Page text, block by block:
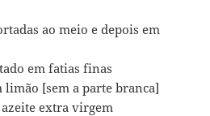
ao meio e depois em
em fatias finas
limão [sem a parte branca]
extra virgem